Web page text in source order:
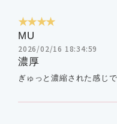
★★★★
MU
2026/02/16 18:34:59
濃厚
ぎゅっと濃縮された感じ